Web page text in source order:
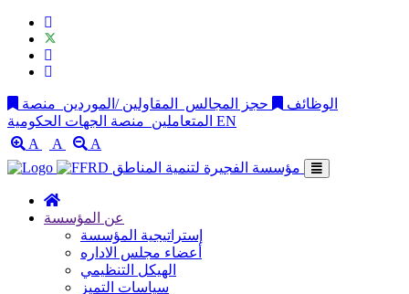
الوظائف حجز المجالس المقاولين /الموردين منصة
المتعاملين EN
A
A
A
عن المؤسسة
إستراتيجية المؤسسة
أعضاء مجلس الاداره
الهيكل التنظيمي
سياسات التميز